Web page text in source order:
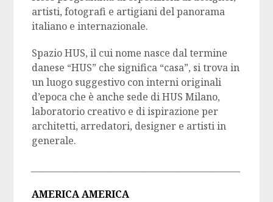
artisti, fotografi e artigiani del panorama
italiano e internazionale.
Spazio HUS, il cui nome nasce dal termine
danese “HUS” che significa “casa”, si trova in
un luogo suggestivo con interni originali
d’epoca che è anche sede di HUS Milano,
laboratorio creativo e di ispirazione per
architetti, arredatori, designer e artisti in
generale.
AMERICA AMERICA